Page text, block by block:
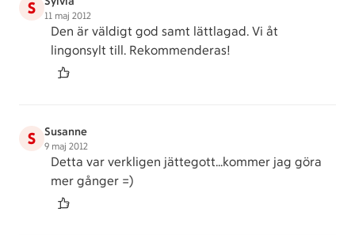
S 11 maj 2012
Den är väldigt god samt lättlagad. Vi åt
lingonsylt till. Rekommenderas!
S Susanne
9 maj 2012
Detta var verkligen jättegott...kommer jag göra
mer gånger =)